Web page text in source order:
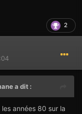
2
a dit :
années 80 sur la